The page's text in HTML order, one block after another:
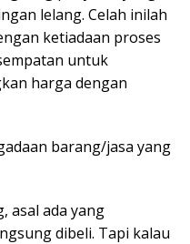
lelang. Celah inilah
ketiadaan proses
untuk
harga dengan
barang/jasa yang
asal ada yang
dibeli. Tapi kalau